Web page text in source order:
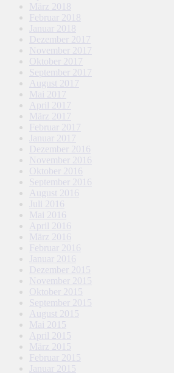
März 2018
Februar 2018
Januar 2018
Dezember 2017
November 2017
Oktober 2017
September 2017
August 2017
Mai 2017
April 2017
März 2017
Februar 2017
Januar 2017
Dezember 2016
November 2016
Oktober 2016
September 2016
August 2016
Juli 2016
Mai 2016
April 2016
März 2016
Februar 2016
Januar 2016
Dezember 2015
November 2015
Oktober 2015
September 2015
August 2015
Mai 2015
April 2015
März 2015
Februar 2015
Januar 2015